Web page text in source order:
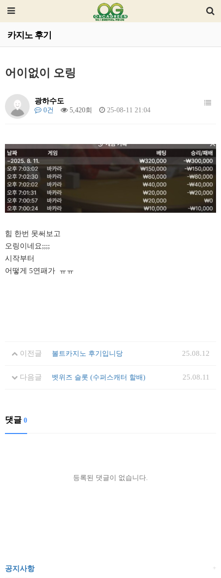
카지노 후기
어이없이 오링
광하수도
0건 5,420회 25-08-11 21:04
힘 한번 못써보고
오링이네요;;;;
시작부터
어떻게 5연패가 ㅠㅠ
이전글 볼트카지노 후기입니당 25.08.12
다음글 벳위즈 슬롯 (수퍼스캐터 할배) 25.08.11
댓글 0
등록된 댓글이 없습니다.
+
공지사항